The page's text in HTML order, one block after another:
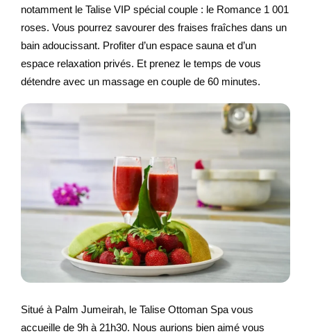
notamment le Talise VIP spécial couple : le Romance 1 001
roses. Vous pourrez savourer des fraises fraîches dans un
bain adoucissant. Profiter d’un espace sauna et d’un
espace relaxation privés. Et prenez le temps de vous
détendre avec un massage en couple de 60 minutes.
Situé à Palm Jumeirah, le Talise Ottoman Spa vous
accueille de 9h à 21h30. Nous aurions bien aimé vous